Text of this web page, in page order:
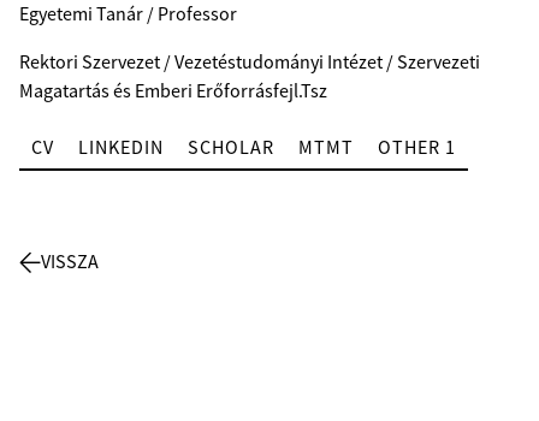
Egyetemi Tanár / Professor
Rektori Szervezet / Vezetéstudományi Intézet / Szervezeti
Magatartás és Emberi Erőforrásfejl.Tsz
CV LINKEDIN SCHOLAR MTMT OTHER 1
VISSZA